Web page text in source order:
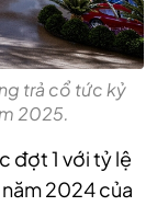
trả cổ tức kỷ
2025.
đợt 1 với tỷ lệ
2024 của